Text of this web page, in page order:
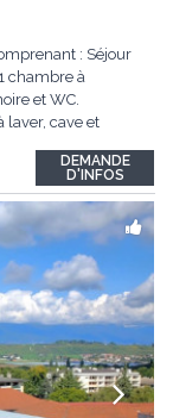
: Séjour
chambre à
et WC.
laver, cave et
: Disponible...
DEMANDE
D'INFOS